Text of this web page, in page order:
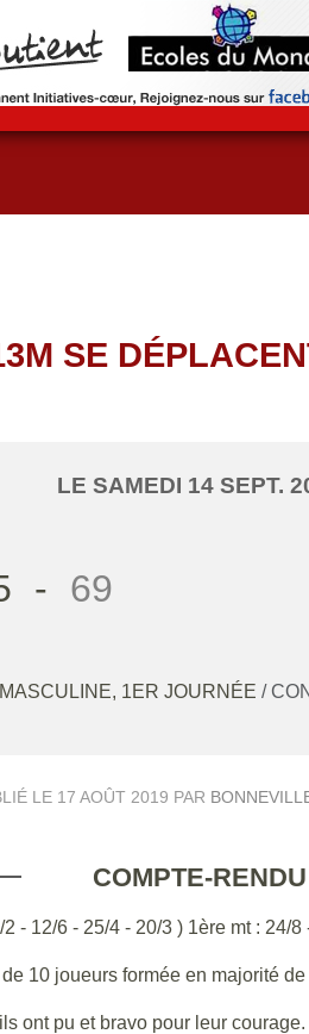
SE
LE SAMEDI 14 SEPT.
- 69
1ER JOURNÉE /
LE 17 AOÛT 2019 PAR
COMPTE-RENDU
12/6 - 25/4 - 20/3 ) 1ère mt : 24/8
10 joueurs formée en majorité
ont pu et bravo pour leur